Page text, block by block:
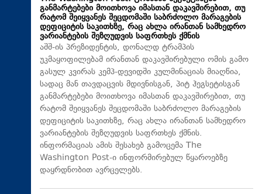
განმარტებები მოითხოვა იმასთან დაკავშირებით, თუ
რატომ შეიყვანეს შეცდომაში საბრძოლო მარაგების
დეფიციტის საკითხზე, რაც ახლა ირანთან სამხედრო
ვარიანტების შეზღუდვის საფრთხეს ქმნის
აშშ-ის პრეზიდენტის, დონალდ ტრამპის
უკმაყოფილებამ ირანთან დაკავშირებული ომის გამო
გასულ კვირას კემპ-დევიდში კულმინაციას მიაღწია,
სადაც მან თავდაცვის მდივნისგან, პიტ ჰეგსეტისგან
განმარტებები მოითხოვა იმასთან დაკავშირებით, თუ
რატომ შეიყვანეს შეცდომაში საბრძოლო მარაგების
დეფიციტის საკითხზე, რაც ახლა ირანთან სამხედრო
ვარიანტების შეზღუდვის საფრთხეს ქმნის.
ინფორმაციას ამის შესახებ გამოცემა The
Washington Post-ი ინფორმირებულ წყაროებზე
დაყრდნობით ავრცელებს.